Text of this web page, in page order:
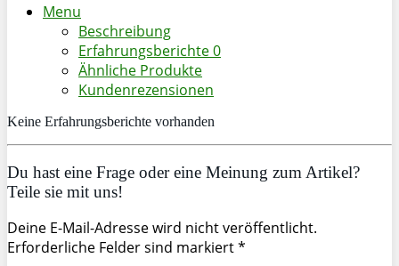
Menu
Beschreibung
Erfahrungsberichte0
Ähnliche Produkte
Kundenrezensionen
Keine Erfahrungsberichte vorhanden
Du hast eine Frage oder eine Meinung zum Artikel?
Teile sie mit uns!
Deine E-Mail-Adresse wird nicht veröffentlicht.
Erforderliche Felder sind markiert *